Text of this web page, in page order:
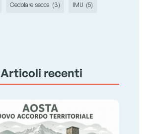
Cedolare secca (3) IMU (5)
Articoli recenti